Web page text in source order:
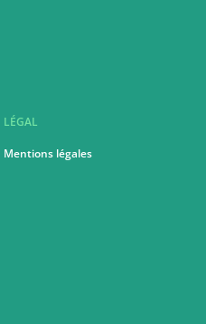
LÉGAL
Mentions légales